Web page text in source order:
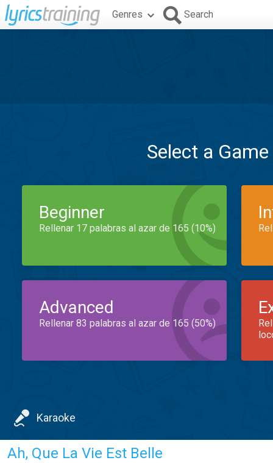
Genres Search
Select a
Beginner
Rellenar 17 palabras al azar de 165 (10%)
Advanced
Rellenar 83 palabras al azar de 165 (50%)
Karaoke
Ah, Que La Vie Est Belle